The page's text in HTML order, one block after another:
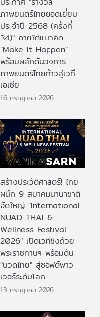
ภาพยนตร์ไทยยอดเยี่ยม
ประจําปี 2568 (ครั้งที่
34)" ภายใต้แนวคิด
"Make It Happen"
พร้อมผลักดันวงการ
ภาพยนตร์ไทยก้าวสู่เวที
เอเชีย
16 กรกฎาคม 2026
สร้างประวัติศาสตร์! ไทย
ผนึก 9 สมาคมนานาชาติ
จัดใหญ่ "International
NUAD THAI &
Wellness Festival
2026" เปิดเวทีชิงถ้วย
พระราชทานฯ พร้อมดัน
"นวดไทย" สู่ซอฟต์พาว
เวอร์ระดับโลก
13 กรกฎาคม 2026